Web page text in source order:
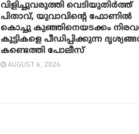
വിളിച്ചുവരുത്തി വെടിയുതിർത്ത്
പിതാവ്, യുവാവിന്റെ ഫോണിൽ
കൊച്ചു കുഞ്ഞിനെയടക്കം
കുട്ടികളെ പീഡിപ്പിക്കുന്ന
കണ്ടെത്തി പോലീസ്
AUGUST 6, 2026